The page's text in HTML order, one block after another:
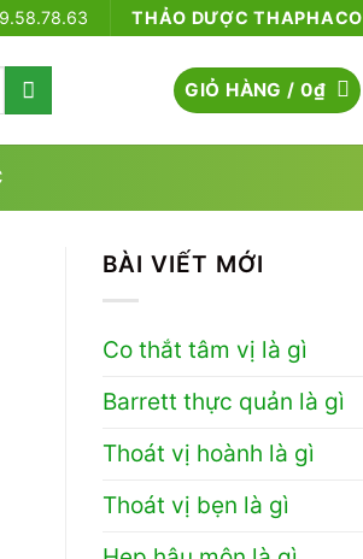
THẢO DƯỢC THAPHACO
GIỎ HÀNG /0₫
BÀI VIẾT MỚI
Co thắt tâm vị là gì
Barrett thực quản là gì
Thoát vị hoành là gì
Thoát vị bẹn là gì